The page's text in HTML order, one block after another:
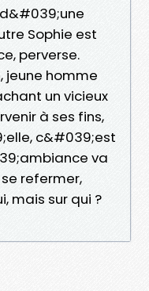
Sophie est
perverse.
jeune homme
un vicieux
à ses fins,
c&#039;est
va
refermer,
mais sur qui ?